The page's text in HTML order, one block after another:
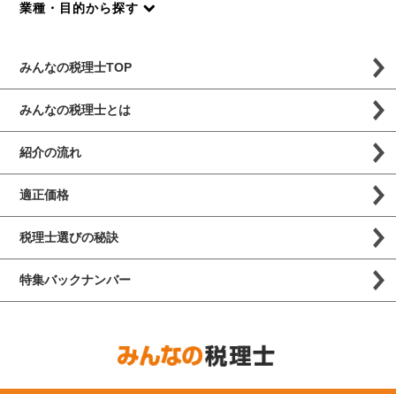
業種・目的から探す
みんなの税理士TOP
みんなの税理士とは
紹介の流れ
適正価格
税理士選びの秘訣
特集バックナンバー